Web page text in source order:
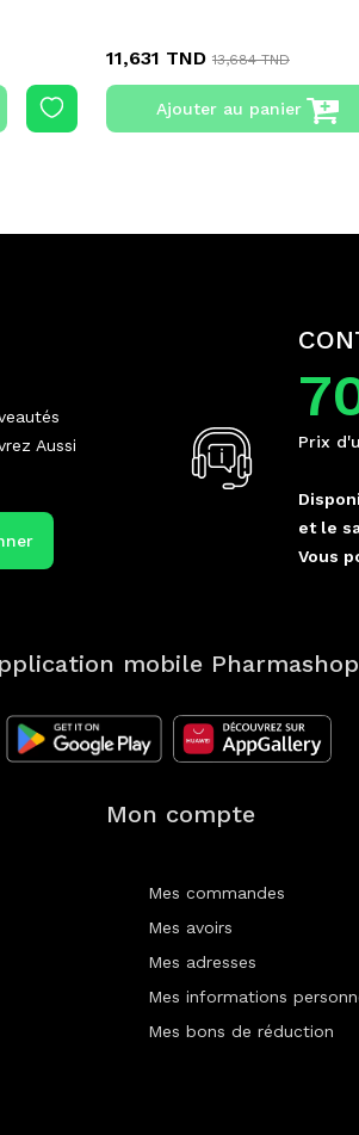
11,631 TND 13,684 TND
Ajouter au panier
Aussi
Prix
et le
Vous
mobile Pharmashop
Mon compte
Mes commandes
Mes avoirs
Mes adresses
Mes informations
Mes bons de réduction